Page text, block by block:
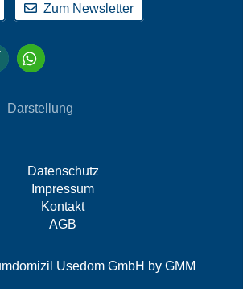
Zum Newsletter
Darstellung
Usedom GmbH by GMM
Datenschutz
Impressum
Kontakt
AGB